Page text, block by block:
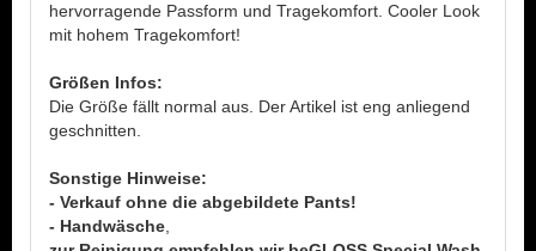
hervorragende Passform und Tragekomfort. Cooler Look
mit hohem Tragekomfort!
Größen Infos:
Die Größe fällt normal aus. Der Artikel ist eng anliegend
geschnitten.
Sonstige Hinweise:
- Verkauf ohne die abgebildete Pants!
- Handwäsche